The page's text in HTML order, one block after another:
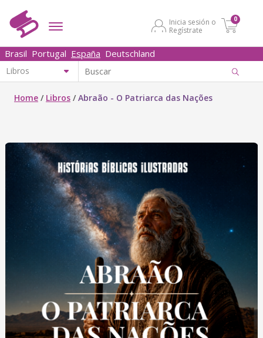
Inicia sesión o
Regístrate
0
Brasil Portugal España Deutschland
Home / Libros /Abraão - O Patriarca das Nações